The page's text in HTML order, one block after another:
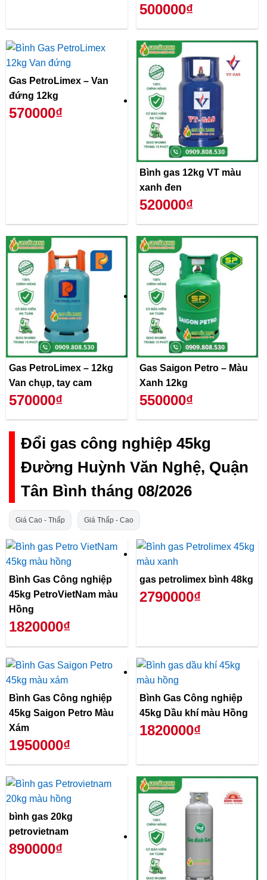
500000₫
Gas PetroLimex – Van
đứng 12kg
570000₫
Bình gas 12kg VT màu
xanh đen
520000₫
Gas PetroLimex – 12kg
Van chụp, tay cam
570000₫
Gas Saigon Petro – Màu
Xanh 12kg
550000₫
Đổi gas công nghiệp 45kg
Đường Huỳnh Văn Nghệ, Quận
Tân Bình tháng 08/2026
Giá Cao - Thấp Giá Thấp - Cao
Bình Gas Công nghiệp
45kg PetroVietNam màu
Hồng
1820000₫
gas petrolimex bình 48kg
2790000₫
Bình Gas Công nghiệp
45kg Saigon Petro Màu
Xám
1950000₫
Bình Gas Công nghiệp
45kg Dầu khí màu Hồng
1820000₫
bình gas 20kg
petrovietnam
890000₫